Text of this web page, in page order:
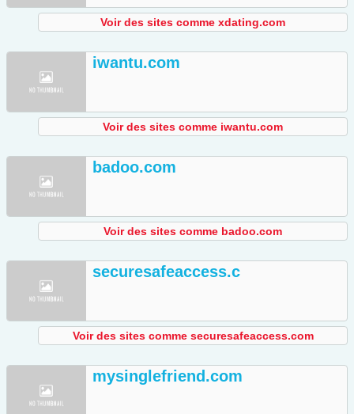
Voir des sites comme xdating.com
iwantu.com
Voir des sites comme iwantu.com
badoo.com
Voir des sites comme badoo.com
securesafeaccess.c
Voir des sites comme securesafeaccess.com
mysinglefriend.com